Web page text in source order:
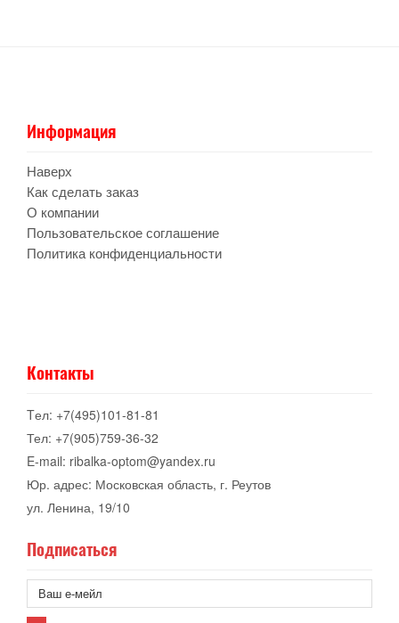
Информация
Наверх
Как сделать заказ
О компании
Пользовательское соглашение
Политика конфиденциальности
Контакты
Tел: +7(495)101-81-81
Тел: +7(905)759-36-32
E-mail: ribalka-optom@yandex.ru
Юр. адрес: Московская область, г. Реутов
ул. Ленина, 19/10
Подписаться